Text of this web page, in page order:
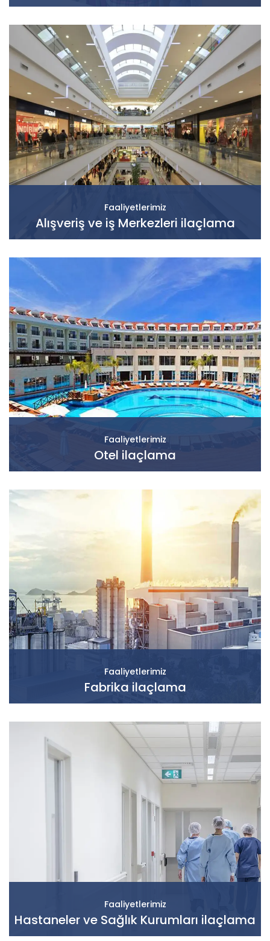
Faaliyetlerimiz
Alışveriş ve iş Merkezleri ilaçlama
Faaliyetlerimiz
Otel ilaçlama
Faaliyetlerimiz
Fabrika ilaçlama
Faaliyetlerimiz
Hastaneler ve Sağlık Kurumları ilaçlama